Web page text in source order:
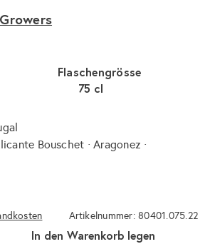
Flaschengrösse
75 cl
Bouschet · Aragonez ·
Artikelnummer: 80401.075.22
In den Warenkorb legen